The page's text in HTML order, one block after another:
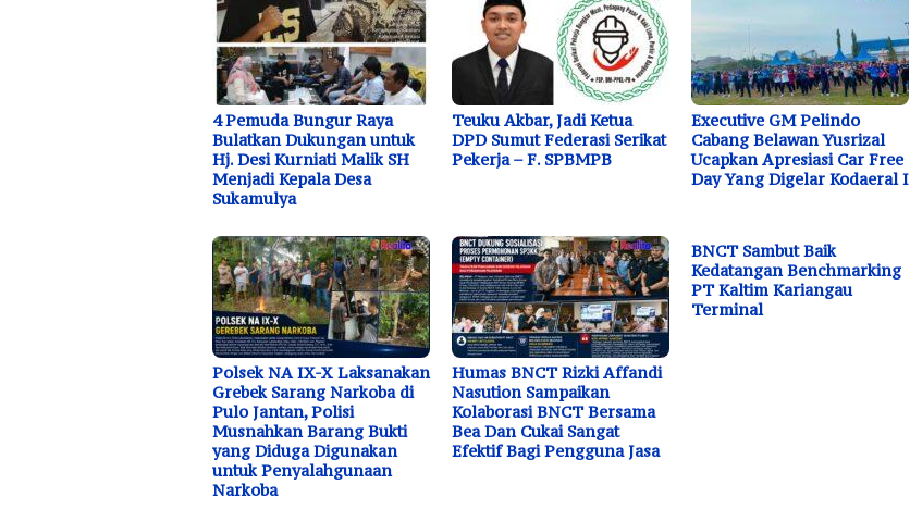
4 Pemuda Bungur Raya
Bulatkan Dukungan untuk
Hj. Desi Kurniati Malik SH
Menjadi Kepala Desa
Sukamulya
Teuku Akbar, Jadi Ketua
DPD Sumut Federasi Serikat
Pekerja – F. SPBMPB
Executive GM Pelindo
Cabang Belawan Yusrizal
Ucapkan Apresiasi Car Free
Day Yang Digelar Kodaeral I
Polsek NA IX-X Laksanakan
Grebek Sarang Narkoba di
Pulo Jantan, Polisi
Musnahkan Barang Bukti
yang Diduga Digunakan
untuk Penyalahgunaan
Narkoba
Humas BNCT Rizki Affandi
Nasution Sampaikan
Kolaborasi BNCT Bersama
Bea Dan Cukai Sangat
Efektif Bagi Pengguna Jasa
BNCT Sambut Baik
Kedatangan Benchmarking
PT Kaltim Kariangau
Terminal